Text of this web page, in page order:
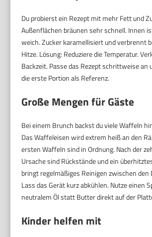
Du probierst ein Rezept mit mehr Fett und
Außenflächen bräunen sehr schnell. Innen
weich. Zucker karamellisiert und verbrennt
Hitze. Lösung: Reduziere die Temperatur.
Backzeit. Passe das Rezept schrittweise an
die erste Portion als Referenz.
Große Mengen für Gäste
Bei einem Brunch backst du viele Waffeln
Das Waffeleisen wird extrem heiß an den
ersten Waffeln sind in Ordnung. Nach der
Ursache sind Rückstände und ein
bringt regelmäßiges Reinigen zwischen den
Lass das Gerät kurz abkühlen. Nutze einen
neutralem Öl statt Butter direkt auf der
Kinder helfen mit